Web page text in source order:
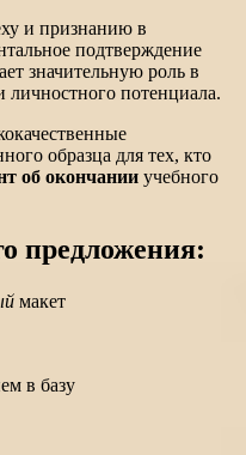
и признанию в
подтверждение
значительную роль в
личностного потенциала.
образца для тех, кто
об окончании учебного
предложения:
макет
в базу